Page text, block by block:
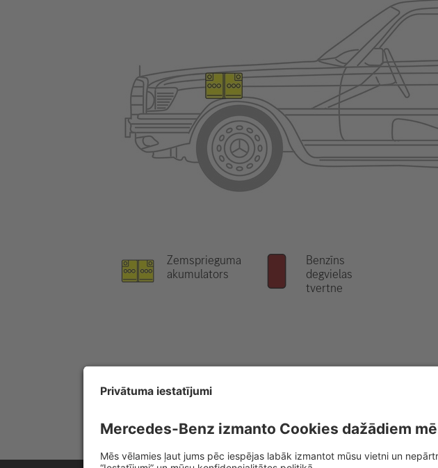
Zemsprieguma
akumulators
Benzīns
degvielas
tvertne
Norāde:Papildu informāciju, lūdzu, skatiet mūsu